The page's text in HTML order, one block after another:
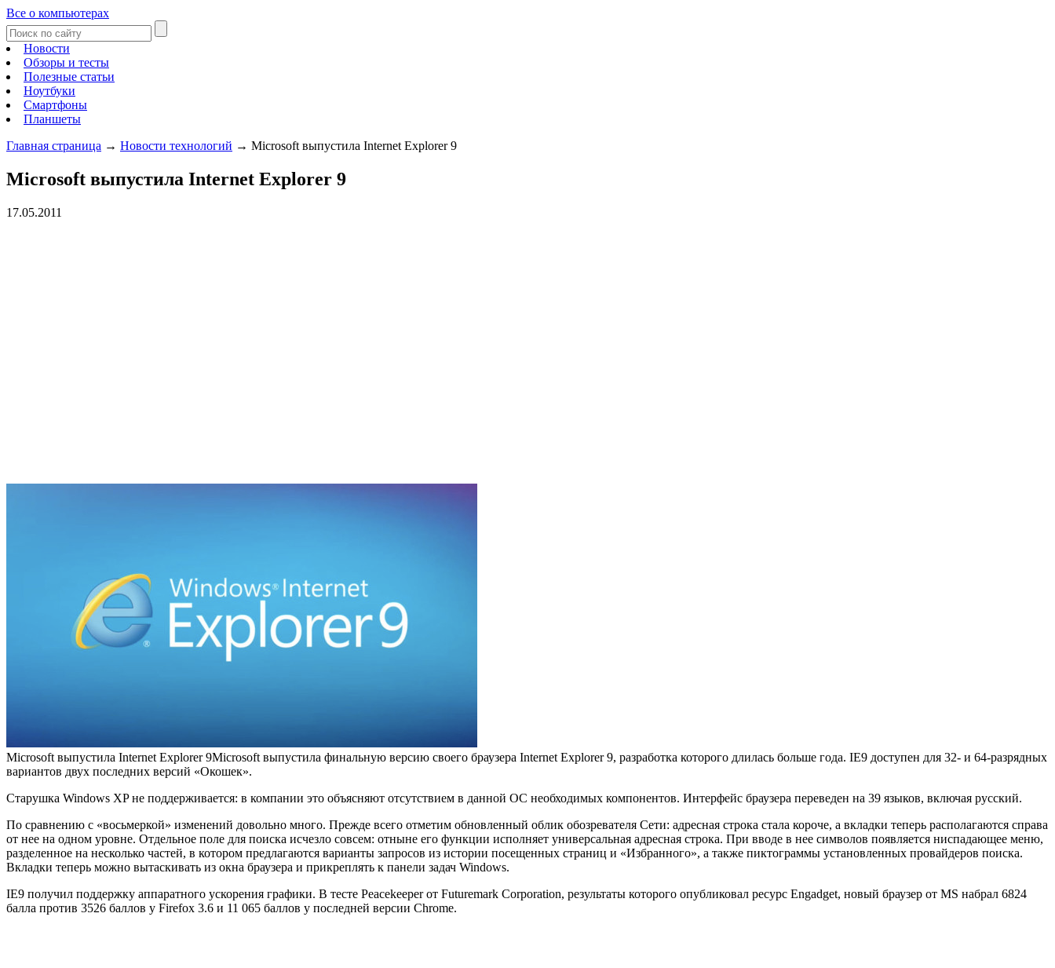
Все о компьютерах
Новости
Обзоры и тесты
Полезные статьи
Ноутбуки
Смартфоны
Планшеты
Главная страница → Новости технологий → Microsoft выпустила Internet Explorer 9
Microsoft выпустила Internet Explorer 9
17.05.2011
Microsoft выпустила Internet Explorer 9Microsoft выпустила финальную версию своего браузера Internet Explorer 9, разработка которого длилась больше года. IE9 доступен для 32- и 64-разрядных
вариантов двух последних версий «Окошек».
Старушка Windows XP не поддерживается: в компании это объясняют отсутствием в данной ОС необходимых компонентов. Интерфейс браузера переведен на 39 языков, включая русский.
По сравнению с «восьмеркой» изменений довольно много. Прежде всего отметим обновленный облик обозревателя Сети: адресная строка стала короче, а вкладки теперь располагаются справа
от нее на одном уровне. Отдельное поле для поиска исчезло совсем: отныне его функции исполняет универсальная адресная строка. При вводе в нее символов появляется ниспадающее меню,
разделенное на несколько частей, в котором предлагаются варианты запросов из истории посещенных страниц и «Избранного», а также пиктограммы установленных провайдеров поиска.
Вкладки теперь можно вытаскивать из окна браузера и прикреплять к панели задач Windows.
IE9 получил поддержку аппаратного ускорения графики. В тесте Peacekeeper от Futuremark Corporation, результаты которого опубликовал ресурс Engadget, новый браузер от MS набрал 6824
балла против 3526 баллов у Firefox 3.6 и 11 065 баллов у последней версии Chrome.